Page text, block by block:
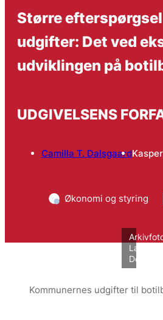
Større
udgifter: Det ved
udviklingen på
UDGIVELSENS
Camilla T. Dalsgaard
Økonomi og styring
Lars
Degnbol/
Kommunernes udgifter til